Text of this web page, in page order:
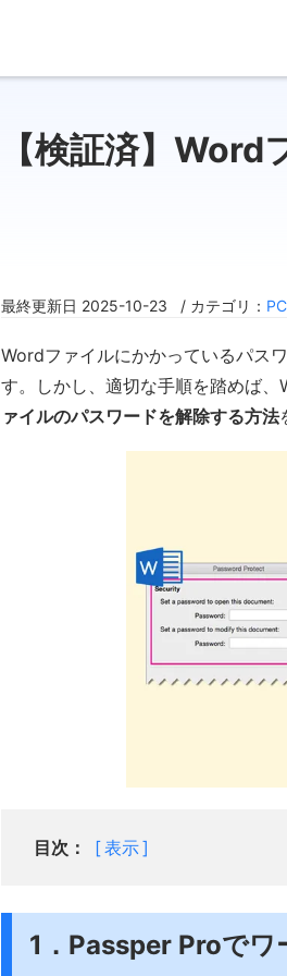
【検証済】
最終更新日 2025-10-23 / カテゴリ：
Wordファイルにかかっているパス
す。しかし、適切な手順を踏めば
ァイルのパスワードを解除する方法
目次： 表示
1．Passper Proでワ